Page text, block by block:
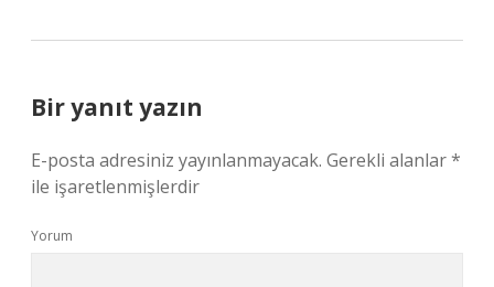
Bir yanıt yazın
E-posta adresiniz yayınlanmayacak. Gerekli alanlar*
ile işaretlenmişlerdir
Yorum